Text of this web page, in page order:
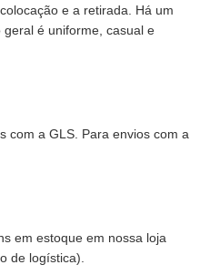
e a retirada. Há um
é uniforme, casual e
com a GLS. Para envios com a
em estoque em nossa loja
de logística).